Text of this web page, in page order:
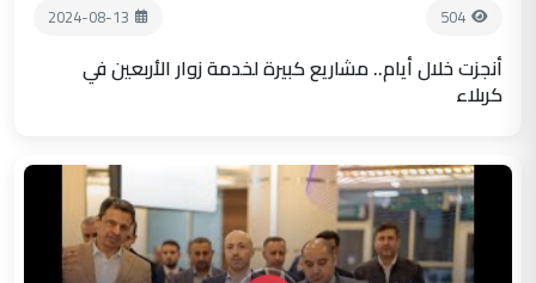
504
2024-08-13
أنجزت خلال أيام.. مشاريع كبيرة لخدمة زوار الأربعين في
كربلاء